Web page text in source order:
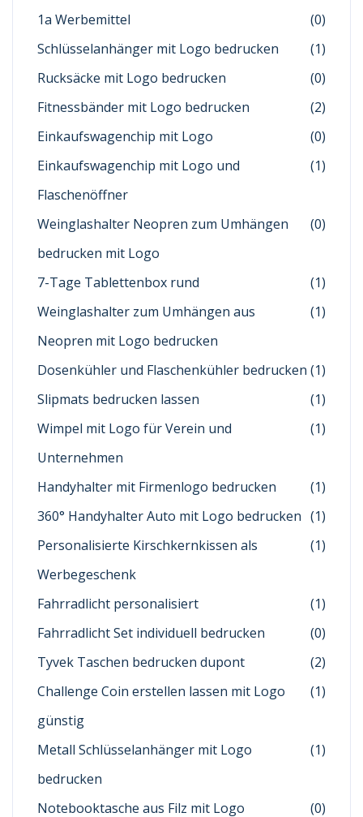
1a Werbemittel
(0)
Schlüsselanhänger mit Logo bedrucken
(1)
Rucksäcke mit Logo bedrucken
(0)
Fitnessbänder mit Logo bedrucken
(2)
Einkaufswagenchip mit Logo
(0)
Einkaufswagenchip mit Logo und
Flaschenöffner
(1)
Weinglashalter Neopren zum Umhängen
bedrucken mit Logo
(0)
7-Tage Tablettenbox rund
(1)
Weinglashalter zum Umhängen aus
Neopren mit Logo bedrucken
(1)
Dosenkühler und Flaschenkühler bedrucken (1)
Slipmats bedrucken lassen
(1)
Wimpel mit Logo für Verein und
Unternehmen
(1)
Handyhalter mit Firmenlogo bedrucken
(1)
360° Handyhalter Auto mit Logo bedrucken (1)
Personalisierte Kirschkernkissen als
Werbegeschenk
(1)
Fahrradlicht personalisiert
(1)
Fahrradlicht Set individuell bedrucken
(0)
Tyvek Taschen bedrucken dupont
(2)
Challenge Coin erstellen lassen mit Logo
günstig
(1)
Metall Schlüsselanhänger mit Logo
bedrucken
(1)
Notebooktasche aus Filz mit Logo (0)